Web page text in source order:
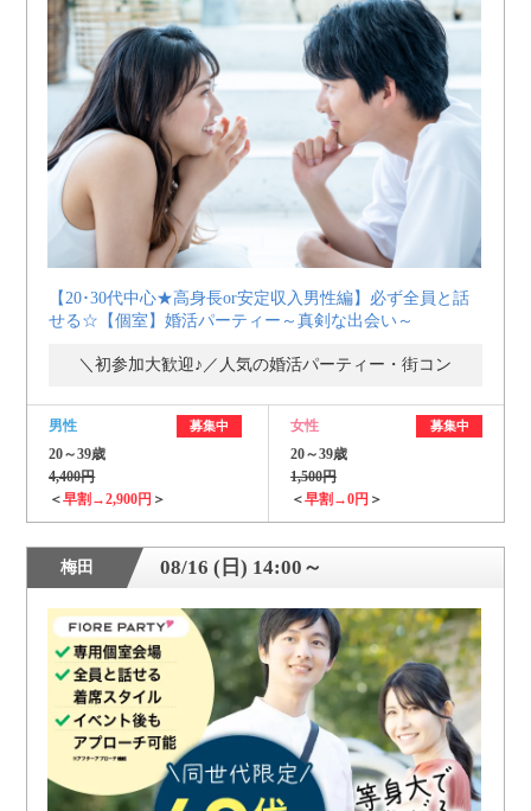
【20･30代中心★高身長or安定収入男性編】必ず全員と話
せる☆【個室】婚活パーティー～真剣な出会い～
＼初参加大歓迎♪／人気の婚活パーティー・街コン
男性 募集中
20～39歳
4,400円
＜早割→2,900円 ＞
女性 募集中
20～39歳
1,500円
＜早割→0円 ＞
梅田 08/16 (日) 14:00～